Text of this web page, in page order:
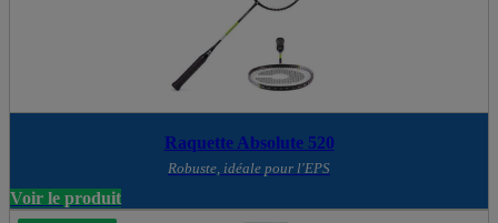
Raquette Absolute 520
Robuste, idéale pour l'EPS
Voir le produit